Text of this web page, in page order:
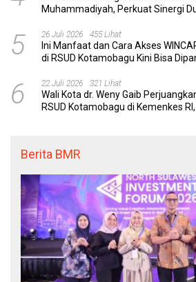
Muhammadiyah, Perkuat Sinergi
5 26 Juli 2026 455 Lihat
Ini Manfaat dan Cara Akses
di RSUD Kotamobagu Kini Bisa
6 22 Juli 2026 321 Lihat
Wali Kota dr. Weny Gaib
RSUD Kotamobagu di Kemenkes
Berita BMR